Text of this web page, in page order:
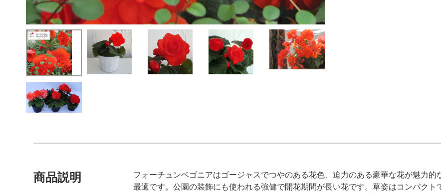
商品説明
フォーチュンベゴニアはゴージャスでつやのある花色、迫力のある豪華な花が魅力
最適です。公園の装飾にも使われる強健で開花期間が長い花です。草姿はコンパク